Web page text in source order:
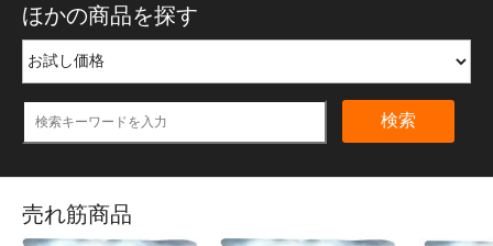
ほかの商品を探す
検索
売れ筋商品